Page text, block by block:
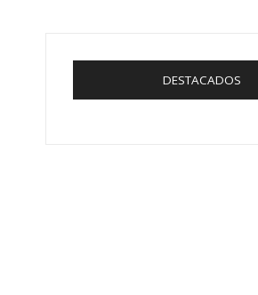
DESTACADOS